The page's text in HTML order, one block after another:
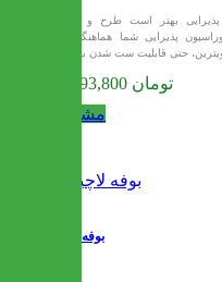
پذیرایی بهتر است طرح و رنگ
پذیرایی شما هماهنگی و
41,293,800 تومان
مشاهده
بوفه لاچین